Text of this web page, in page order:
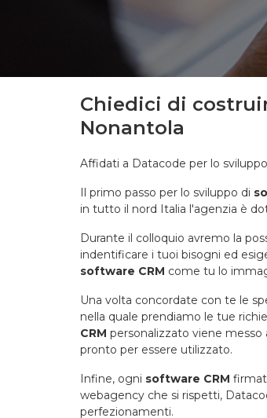
Chiedici di
Nonantola
Affidati a Datacode per lo
Il primo passo per lo sviluppo di
in tutto il nord Italia l'agenzia è
Durante il colloquio avremo la
indentificare i tuoi bisogni ed
software CRM come tu lo
Una volta concordate con te le
nella quale prendiamo le tue
CRM personalizzato viene
pronto per essere utilizzato.
Infine, ogni software CRM
webagency che si rispetti,
perfezionamenti.